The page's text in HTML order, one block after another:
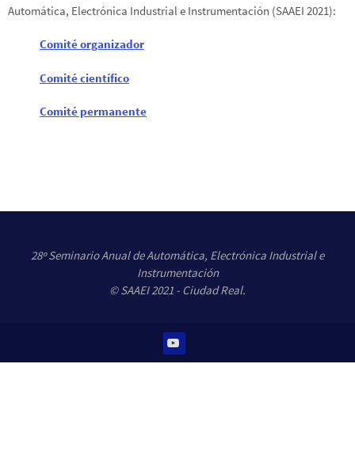
Automática, Electrónica Industrial e Instrumentación (SAAEI 2021):
Comité organizador
Comité científico
Comité permanente
28º Seminario Anual de Automática, Electrónica Industrial e
Instrumentación
© SAAEI 2021 - Ciudad Real.